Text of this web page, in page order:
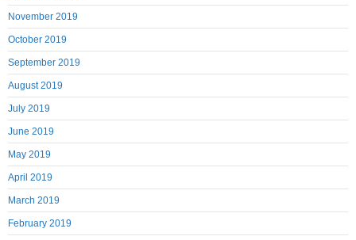
November 2019
October 2019
September 2019
August 2019
July 2019
June 2019
May 2019
April 2019
March 2019
February 2019